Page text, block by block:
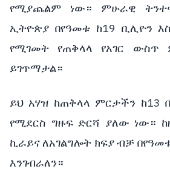
የሚያጨልም ነው። ምሁራዊ
ኢትዮጵያ በየዓመቱ ከ19 ቢሊዮን
የሚገመት የጠቅላላ የአገር ውስጥ
ይገጥማታል።
ይህ አሃዝ ከጠቅላላ ምርታችን ከ13
የሚደርስ ግዙፍ ድርሻ ያለው ነው።
ኪራይና ለአገልግሎት ክፍያ ብቻ
እንገብራለን።